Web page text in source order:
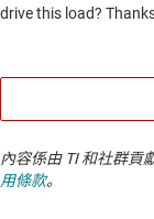
內容係由 TI 和社群貢
用條款。